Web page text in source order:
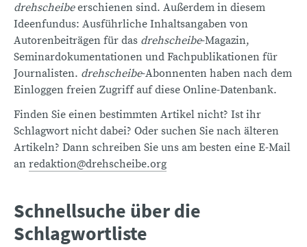
drehscheibeerschienen sind. Außerdem in diesem
Ideenfundus: Ausführliche Inhaltsangaben von
Autorenbeiträgen für das drehscheibe-Magazin,
Seminardokumentationen und Fachpublikationen für
Journalisten. drehscheibe-Abonnenten haben nach dem
Einloggen freien Zugriff auf diese Online-Datenbank.
Finden Sie einen bestimmten Artikel nicht? Ist ihr
Schlagwort nicht dabei? Oder suchen Sie nach älteren
Artikeln? Dann schreiben Sie uns am besten eine E-Mail
an redaktion@drehscheibe.org
Schnellsuche über die
Schlagwortliste